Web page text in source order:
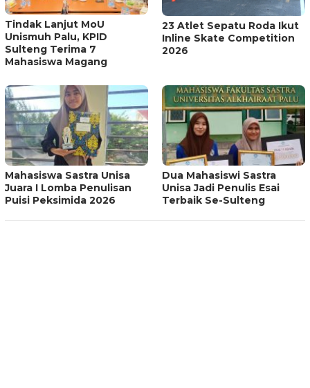
Tindak Lanjut MoU
Unismuh Palu, KPID
Sulteng Terima 7
Mahasiswa Magang
23 Atlet Sepatu Roda Ikut
Inline Skate Competition
2026
Mahasiswa Sastra Unisa
Juara I Lomba Penulisan
Puisi Peksimida 2026
Dua Mahasiswi Sastra
Unisa Jadi Penulis Esai
Terbaik Se-Sulteng